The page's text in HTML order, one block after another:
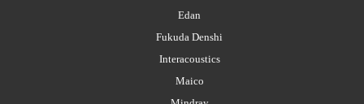
Edan
Fukuda Denshi
Interacoustics
Maico